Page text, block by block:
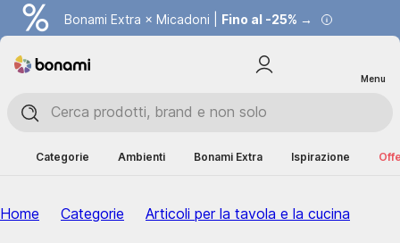
Bonami Extra × Micadoni | Fino al -25% →
Menu
Categorie Ambienti Bonami Extra Ispirazione
Home Categorie Articoli per la tavola e la cucina